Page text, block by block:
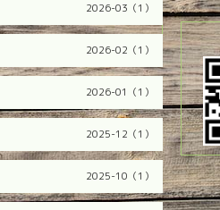
2026-03（1）
2026-02（1）
2026-01（1）
2025-12（1）
2025-10（1）
2026.08.08 Saturday